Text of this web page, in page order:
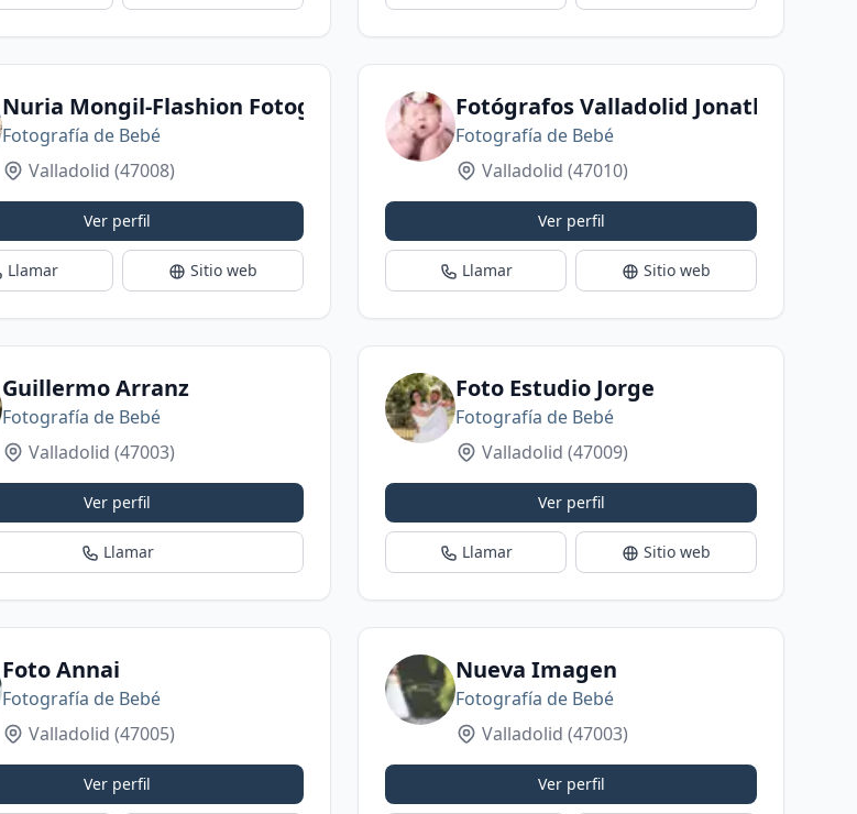
Nuria Mongil-Flashion Fotografía-retrato, embarazo, bebés, niños y familias
Fotografía de Bebé
Valladolid (47008)
Ver perfil
Llamar Sitio web
Fotógrafos Valladolid Jonathan y
Fotografía de Bebé
Valladolid (47010)
Ver perfil
Llamar Sitio web
Guillermo Arranz
Fotografía de Bebé
Valladolid (47003)
Ver perfil
Llamar
Foto Estudio Jorge
Fotografía de Bebé
Valladolid (47009)
Ver perfil
Llamar Sitio web
Foto Annai
Fotografía de Bebé
Valladolid (47005)
Ver perfil
Nueva Imagen
Fotografía de Bebé
Valladolid (47003)
Ver perfil